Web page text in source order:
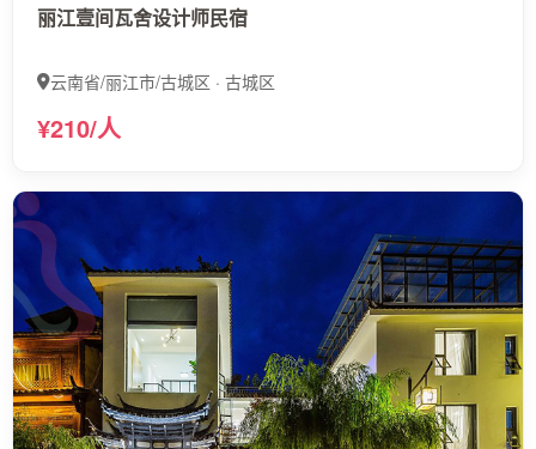
丽江壹间瓦舍设计师民宿
云南省/丽江市/古城区 · 古城区
¥210/人